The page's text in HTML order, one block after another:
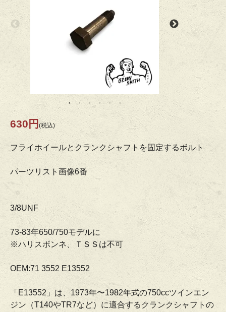
630円 (税込)
フライホイールとクランクシャフトを固定するボルト
パーツリスト画像6番
3/8UNF
73-83年650/750モデルに
※ハリスボンネ、ＴＳＳは不可
OEM:71 3552 E13552
「E13552」は、1973年〜1982年式の750ccツインエン
ジン（T140やTR7など）に適合するクランクシャフトの